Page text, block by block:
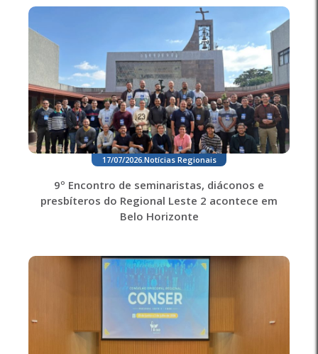
17/07/2026. Notícias Regionais
9º Encontro de seminaristas, diáconos e
presbíteros do Regional Leste 2 acontece em
Belo Horizonte